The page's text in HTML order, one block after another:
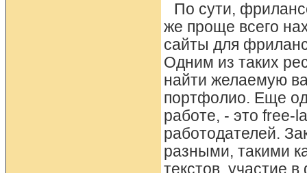
По сути,
же проще всего
сайты для
Одним из таких
найти желаемую
портфолио. Еще
работе, - это free-
работодателей.
разными, такими
текстов, участие